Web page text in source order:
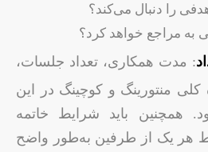
: مدت همکاری، تعداد جلسات،
منتورینگ و کوچینگ در این
باید شرایط خاتمه
هر یک از طرفین به‌طور واضح